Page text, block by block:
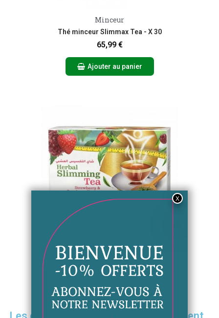
Aperçu rapide
Minceur
Thé minceur Slimmax Tea - X 30
65,99 €
Ajouter au panier
Thé minceur et brûleur de graisse
6,99 €
Ajouter au panier